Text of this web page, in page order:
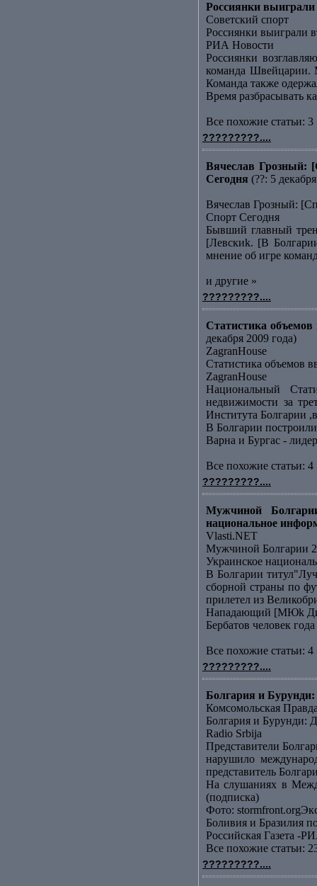
Россиянки
Советский спорт
Россиянки выиграли
РИА Новости
Россиянки
команда Швейцарии.
Команда также
Время разбрасывать
Все похожие статьи: 3
?????????....
Вячеслав Грозный:
Сегодня (??: 5
Вячеслав Грозный:
Спорт Сегодня
Бывший главный
[Левскиk. [В
мнение об игре
и другие »
?????????....
Статистика
декабря 2009 года)
ZagranHouse
Статистика объемов
ZagranHouse
Национальный
недвижимости за
Института Болгарии
В Болгарии
Варна и Бургас -
Все похожие статьи: 4
?????????....
Мужчиной
национальное
Vlasti.NET
Мужчиной Болгарии
Украинское
В Болгарии
сборной страны по
прилетел из
Нападающий [МЮk
Бербатов человек
Все похожие статьи: 4
?????????....
Болгария и Бурунди:
Комсомольская
Болгария и Бурунди:
Radio Srbija
Представители
нарушило
представитель
На слушаниях в
(подписка)
Фото:
Боливия и Бразилия
Российская Газета -
Все похожие статьи:
?????????....